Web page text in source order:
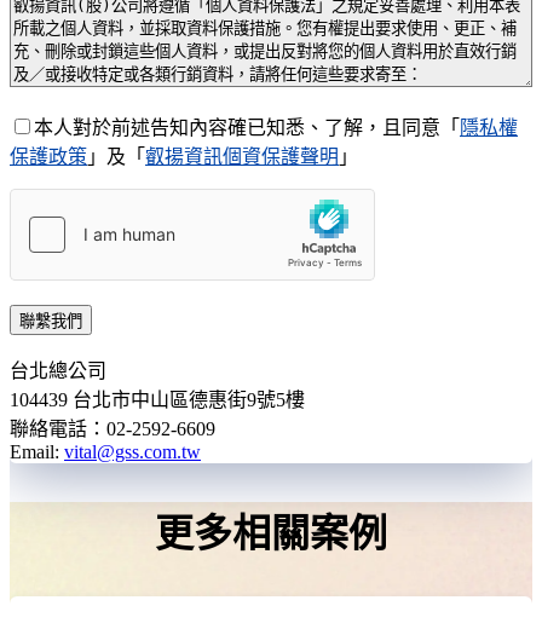
本人對於前述告知內容確已知悉、了解，且同意「 隱私權
保護政策 」及「 叡揚資訊個資保護聲明 」
聯繫我們
台北總公司
104439 台北市中山區德惠街9號5樓
聯絡電話：02-2592-6609
Email: vital@gss.com.tw
更多相關案例